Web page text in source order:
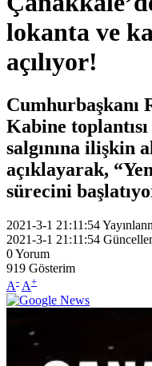
lokanta ve
açılıyor!
Cumhurbaşkanı
Kabine
salgınına ilişkin
açıklayarak,
sürecini
2021-3-1 21:11:54
2021-3-1 21:11:54
0Yorum
919 Gösterim
A- A+